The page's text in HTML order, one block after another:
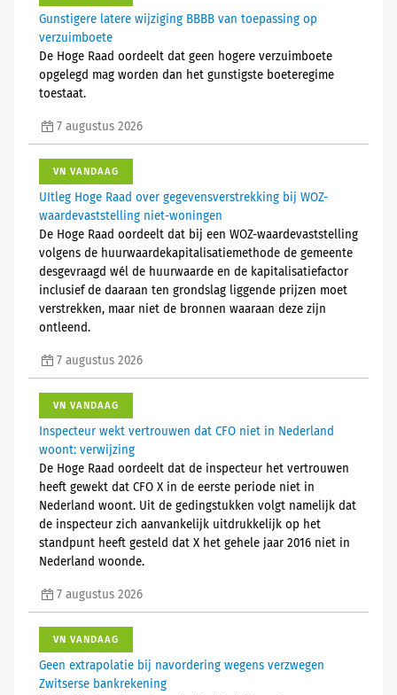
Gunstigere latere wijziging BBBB van toepassing op
verzuimboete
De Hoge Raad oordeelt dat geen hogere verzuimboete
opgelegd mag worden dan het gunstigste boeteregime
toestaat.
7 augustus 2026
VN VANDAAG
UItleg Hoge Raad over gegevensverstrekking bij WOZ-
waardevaststelling niet-woningen
De Hoge Raad oordeelt dat bij een WOZ-waardevaststelling
volgens de huurwaardekapitalisatiemethode de gemeente
desgevraagd wél de huurwaarde en de kapitalisatiefactor
inclusief de daaraan ten grondslag liggende prijzen moet
verstrekken, maar niet de bronnen waaraan deze zijn
ontleend.
7 augustus 2026
VN VANDAAG
Inspecteur wekt vertrouwen dat CFO niet in Nederland
woont: verwijzing
De Hoge Raad oordeelt dat de inspecteur het vertrouwen
heeft gewekt dat CFO X in de eerste periode niet in
Nederland woont. Uit de gedingstukken volgt namelijk dat
de inspecteur zich aanvankelijk uitdrukkelijk op het
standpunt heeft gesteld dat X het gehele jaar 2016 niet in
Nederland woonde.
7 augustus 2026
VN VANDAAG
Geen extrapolatie bij navordering wegens verzwegen
Zwitserse bankrekening